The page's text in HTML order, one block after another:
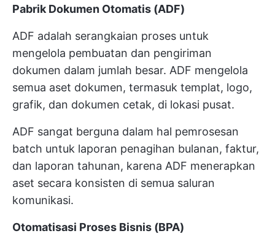
Pabrik Dokumen Otomatis (ADF)
ADF adalah serangkaian proses untuk
mengelola pembuatan dan pengiriman
dokumen dalam jumlah besar. ADF mengelola
semua aset dokumen, termasuk templat, logo,
grafik, dan dokumen cetak, di lokasi pusat.
ADF sangat berguna dalam hal pemrosesan
batch untuk laporan penagihan bulanan, faktur,
dan laporan tahunan, karena ADF menerapkan
aset secara konsisten di semua saluran
komunikasi.
Otomatisasi Proses Bisnis (BPA)